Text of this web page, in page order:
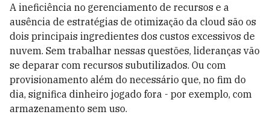
A ineficiência no gerenciamento de recursos e a
ausência de estratégias de otimização da cloud são os
dois principais ingredientes dos custos excessivos de
nuvem. Sem trabalhar nessas questões, lideranças vão
se deparar com recursos subutilizados. Ou com
provisionamento além do necessário que, no fim do
dia, significa dinheiro jogado fora - por exemplo, com
armazenamento sem uso.